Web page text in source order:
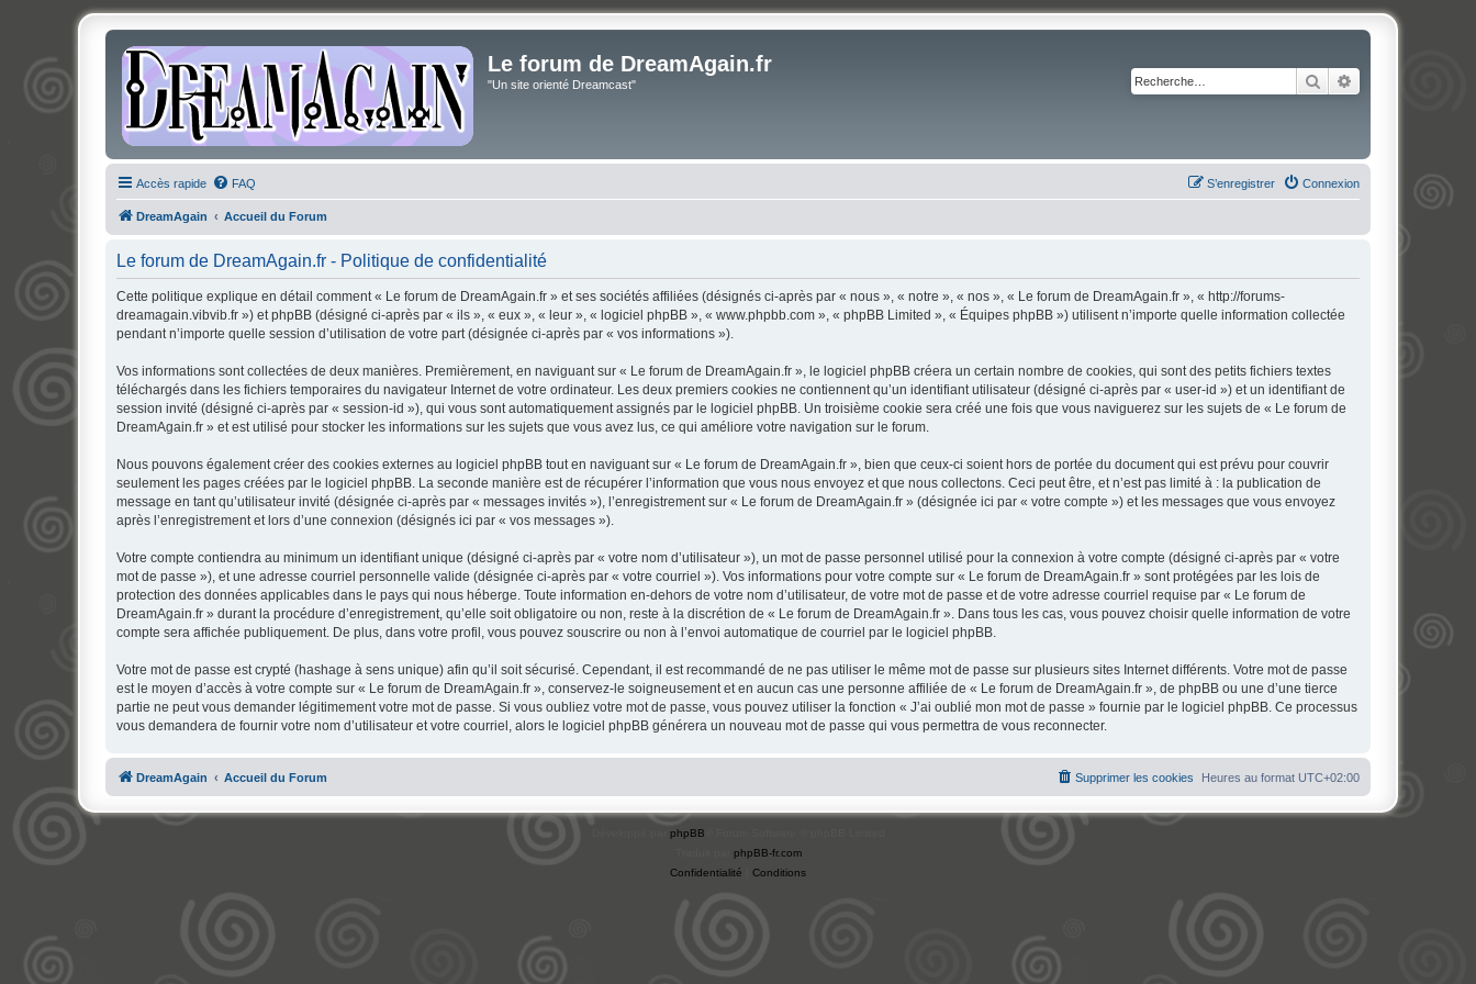
Le forum de DreamAgain.fr
"Un site orienté Dreamcast" Rechercher
Accès rapide FAQ Connexion
S’enregistrer
DreamAgain Accueil du Forum
Le forum de DreamAgain.fr - Politique de confidentialité
Cette politique explique en détail comment « Le forum de DreamAgain.fr » et ses sociétés affiliées (désignés ci-après par « nous », « notre », « nos », « Le forum de DreamAgain.fr », « http://forums-
dreamagain.vibvib.fr ») et phpBB (désigné ci-après par « ils », « eux », « leur », « logiciel phpBB », « www.phpbb.com », « phpBB Limited », « Équipes phpBB ») utilisent n’importe quelle information collectée
pendant n’importe quelle session d’utilisation de votre part (désignée ci-après par « vos informations »).
Vos informations sont collectées de deux manières. Premièrement, en naviguant sur « Le forum de DreamAgain.fr », le logiciel phpBB créera un certain nombre de cookies, qui sont des petits fichiers textes
téléchargés dans les fichiers temporaires du navigateur Internet de votre ordinateur. Les deux premiers cookies ne contiennent qu’un identifiant utilisateur (désigné ci-après par « user-id ») et un identifiant de
session invité (désigné ci-après par « session-id »), qui vous sont automatiquement assignés par le logiciel phpBB. Un troisième cookie sera créé une fois que vous naviguerez sur les sujets de « Le forum de
DreamAgain.fr » et est utilisé pour stocker les informations sur les sujets que vous avez lus, ce qui améliore votre navigation sur le forum.
Nous pouvons également créer des cookies externes au logiciel phpBB tout en naviguant sur « Le forum de DreamAgain.fr », bien que ceux-ci soient hors de portée du document qui est prévu pour couvrir
seulement les pages créées par le logiciel phpBB. La seconde manière est de récupérer l’information que vous nous envoyez et que nous collectons. Ceci peut être, et n’est pas limité à : la publication de
message en tant qu’utilisateur invité (désignée ci-après par « messages invités »), l’enregistrement sur « Le forum de DreamAgain.fr » (désignée ici par « votre compte ») et les messages que vous envoyez
après l’enregistrement et lors d’une connexion (désignés ici par « vos messages »).
Votre compte contiendra au minimum un identifiant unique (désigné ci-après par « votre nom d’utilisateur »), un mot de passe personnel utilisé pour la connexion à votre compte (désigné ci-après par « votre
mot de passe »), et une adresse courriel personnelle valide (désignée ci-après par « votre courriel »). Vos informations pour votre compte sur « Le forum de DreamAgain.fr » sont protégées par les lois de
protection des données applicables dans le pays qui nous héberge. Toute information en-dehors de votre nom d’utilisateur, de votre mot de passe et de votre adresse courriel requise par « Le forum de
DreamAgain.fr » durant la procédure d’enregistrement, qu’elle soit obligatoire ou non, reste à la discrétion de « Le forum de DreamAgain.fr ». Dans tous les cas, vous pouvez choisir quelle information de votre
compte sera affichée publiquement. De plus, dans votre profil, vous pouvez souscrire ou non à l’envoi automatique de courriel par le logiciel phpBB.
Votre mot de passe est crypté (hashage à sens unique) afin qu’il soit sécurisé. Cependant, il est recommandé de ne pas utiliser le même mot de passe sur plusieurs sites Internet différents. Votre mot de passe
est le moyen d’accès à votre compte sur « Le forum de DreamAgain.fr », conservez-le soigneusement et en aucun cas une personne affiliée de « Le forum de DreamAgain.fr », de phpBB ou une d’une tierce
partie ne peut vous demander légitimement votre mot de passe. Si vous oubliez votre mot de passe, vous pouvez utiliser la fonction « J’ai oublié mon mot de passe » fournie par le logiciel phpBB. Ce processus
vous demandera de fournir votre nom d’utilisateur et votre courriel, alors le logiciel phpBB générera un nouveau mot de passe qui vous permettra de vous reconnecter.
DreamAgain Accueil du Forum Heures au format UTC+02:00
Supprimer les cookies
phpBB
phpBB-fr.com
Confidentialité
Conditions